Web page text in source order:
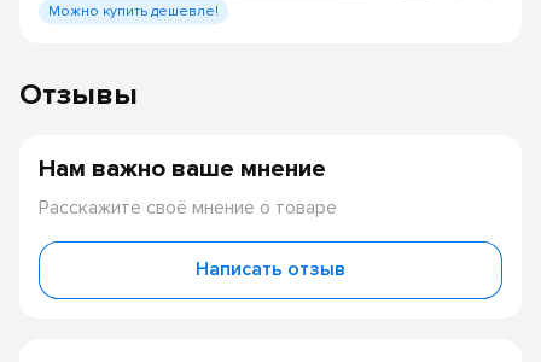
Можно купить дешевле!
Отзывы
Нам важно ваше мнение
Расскажите своё мнение о товаре
Написать отзыв